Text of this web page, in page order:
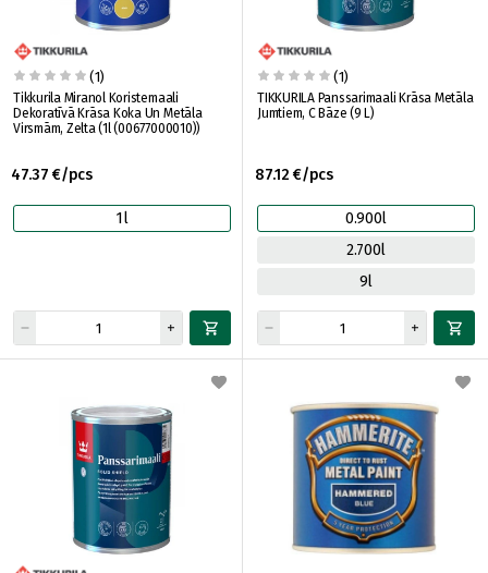
(1)
Tikkurila Miranol Koristemaali
Dekoratīvā Krāsa Koka Un Metāla
Virsmām, Zelta (1l (00677000010))
47.37 €/pcs
1l
(1)
TIKKURILA Panssarimaali Krāsa Metāla
Jumtiem, C Bāze (9 L)
87.12 €/pcs
0.900l
2.700l
9l